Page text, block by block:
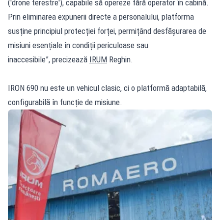
('drone terestre'), capabile să opereze fără operator în cabină.
Prin eliminarea expunerii directe a personalului, platforma
susține principiul protecției forței, permițând desfășurarea de
misiuni esențiale în condiții periculoase sau
inaccesibile”, precizează IRUM Reghin.
IRON 690 nu este un vehicul clasic, ci o platformă adaptabilă,
configurabilă în funcție de misiune.